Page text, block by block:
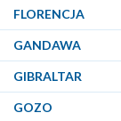
FLORENCJA
GANDAWA
GIBRALTAR
GOZO